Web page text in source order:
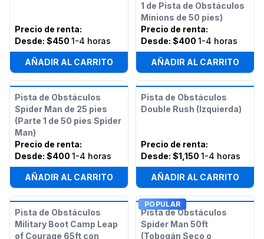
Precio de renta:
Desde: $450 1-4 horas
AÑADIR AL CARRITO
1 de Pista de Obstáculos
Minions de 50 pies)
Precio de renta:
Desde: $400 1-4 horas
AÑADIR AL CARRITO
Pista de Obstáculos
Spider Man de 25 pies
(Parte 1 de 50 pies Spider
Man)
Precio de renta:
Desde: $400 1-4 horas
AÑADIR AL CARRITO
Pista de Obstáculos
Double Rush (Izquierda)
Precio de renta:
Desde: $1,150 1-4 horas
AÑADIR AL CARRITO
Pista de Obstáculos
Military Boot Camp Leap
of Courage 65ft con
POPULAR
Pista de Obstáculos
Spider Man 50ft
(Tobogán Seco o